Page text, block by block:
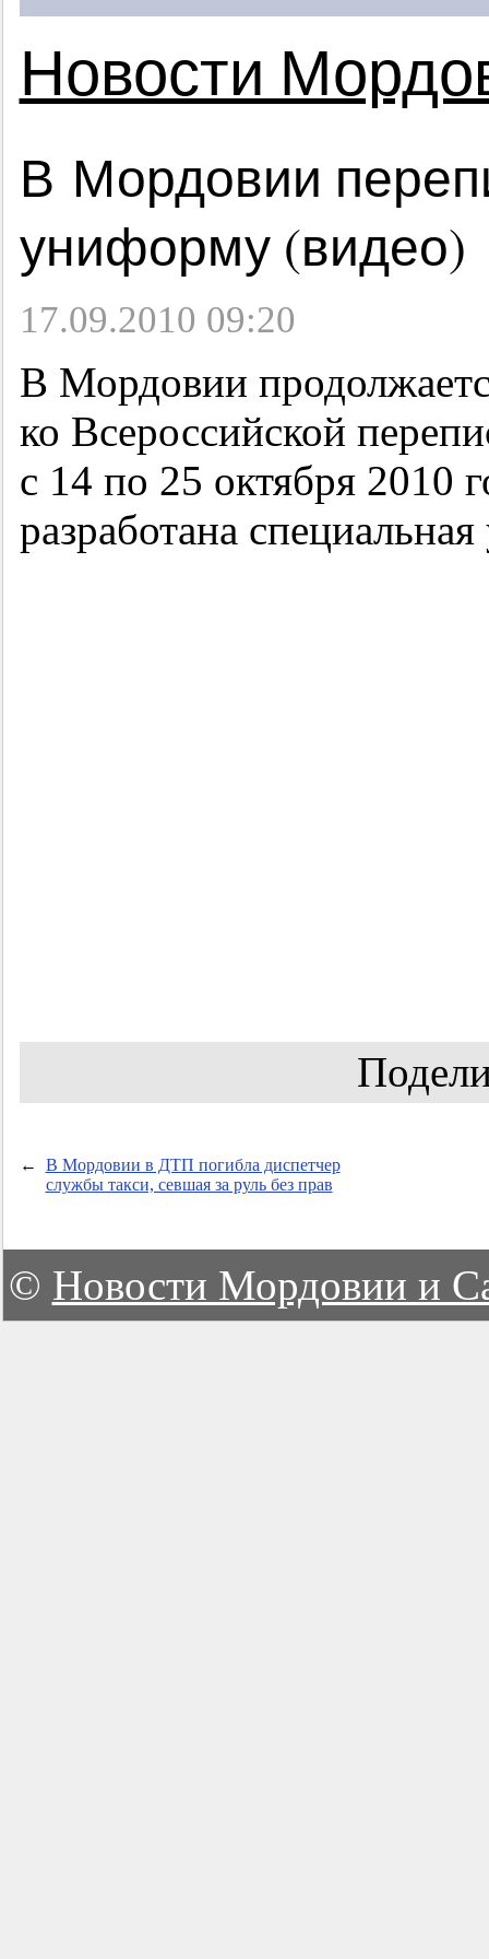
Новости
В Мордовии
униформу (видео)
17.09.2010 09:20
В Мордовии
ко Всероссийской
с 14 по 25 октября 2010
разработана
←
В Мордовии в ДТП погибла диспетчер
службы такси, севшая за руль без прав
© Новости Мордовии и